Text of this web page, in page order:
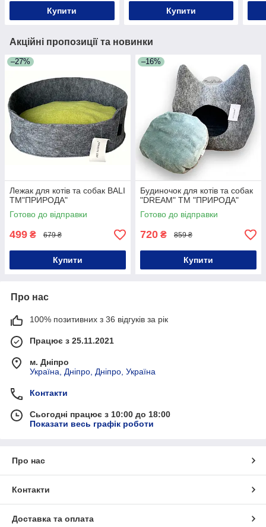
Купити Купити
Акційні пропозиції та новинки
–27%
Лежак для котів та собак BALI
ТМ"ПРИРОДА"
Готово до відправки
499 ₴ 679 ₴
Купити
–16%
Будиночок для котів та собак
"DREAM" ТМ "ПРИРОДА"
Готово до відправки
720 ₴ 859 ₴
Купити
Про нас
100% позитивних з 36 відгуків за рік
Працює з 25.11.2021
м. Дніпро
Україна, Дніпро, Дніпро, Україна
Контакти
Сьогодні працює з 10:00 до 18:00
Показати весь графік роботи
Про нас
Контакти
Доставка та оплата